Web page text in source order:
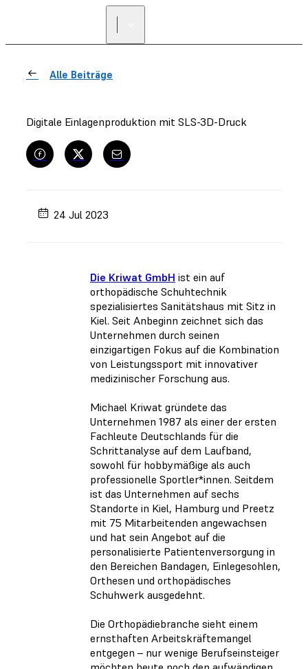
Alle Beiträge
Digitale Einlagenproduktion mit SLS-3D-Druck
24 Jul 2023
Die Kriwat GmbH ist ein auf
orthopädische Schuhtechnik
spezialisiertes Sanitätshaus mit Sitz in
Kiel. Seit Anbeginn zeichnet sich das
Unternehmen durch seinen
einzigartigen Fokus auf die Kombination
von Leistungssport mit innovativer
medizinischer Forschung aus.
Michael Kriwat gründete das
Unternehmen 1987 als einer der ersten
Fachleute Deutschlands für die
Schrittanalyse auf dem Laufband,
sowohl für hobbymäßige als auch
professionelle Sportler*innen. Seitdem
ist das Unternehmen auf sechs
Standorte in Kiel, Hamburg und Preetz
mit 75 Mitarbeitenden angewachsen
und hat sein Angebot auf die
personalisierte Patientenversorgung in
den Bereichen Bandagen, Einlegesohlen,
Orthesen und orthopädisches
Schuhwerk ausgedehnt.
Die Orthopädiebranche sieht einem
ernsthaften Arbeitskräftemangel
entgegen – nur wenige Berufseinsteiger